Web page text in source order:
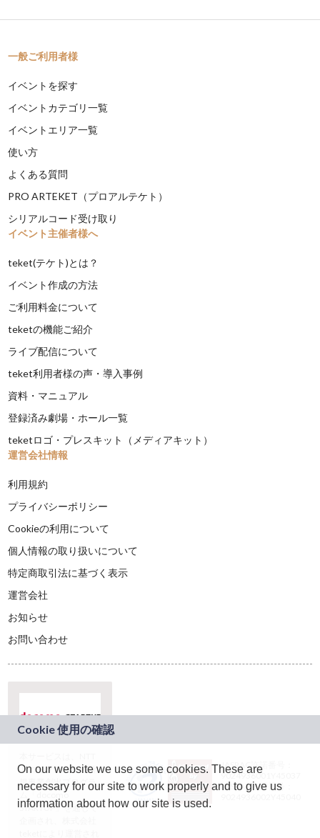
一般ご利用者様
イベントを探す
イベントカテゴリ一覧
イベントエリア一覧
使い方
よくある質問
PRO ARTEKET（プロアルテケト）
シリアルコード受け取り
イベント主催者様へ
teket(テケト)とは？
イベント作成の方法
ご利用料金について
teketの機能ご紹介
ライブ配信について
teket利用者様の声・導入事例
資料・マニュアル
登録済み劇場・ホール一覧
teketロゴ・プレスキット（メディアキット）
運営会社情報
利用規約
プライバシーポリシー
Cookieの利用について
個人情報の取り扱いについて
特定商取引法に基づく表示
運営会社
お知らせ
お問い合わせ
ドコモグループの新
規事業創出プログラ
ム「docomo
STARTUP」を通じて
JASRAC許諾番号：
9024936001Y45037
JASRAC許諾番号：
On our website we use some cookies. These are
necessary for our site to work properly and to give us
information about how our site is used.